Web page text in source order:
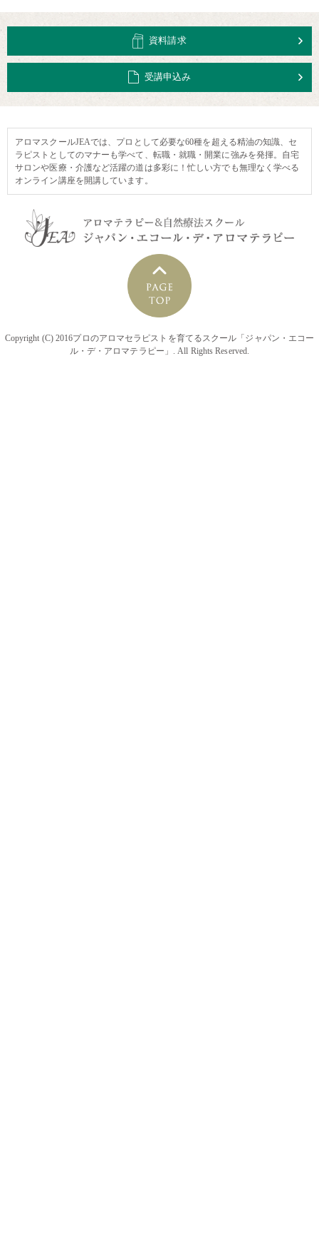
資料請求
受講申込み
アロマスクールJEAでは、プロとして必要な60種を超える精油の知識、セ
ラピストとしてのマナーも学べて、転職・就職・開業に強みを発揮。自宅
サロンや医療・介護など活躍の道は多彩に！忙しい方でも無理なく学べる
オンライン講座を開講しています。
Copyright (C) 2016プロのアロマセラピストを育てるスクール「ジャパン・エコー
ル・デ・アロマテラピー」. All Rights Reserved.